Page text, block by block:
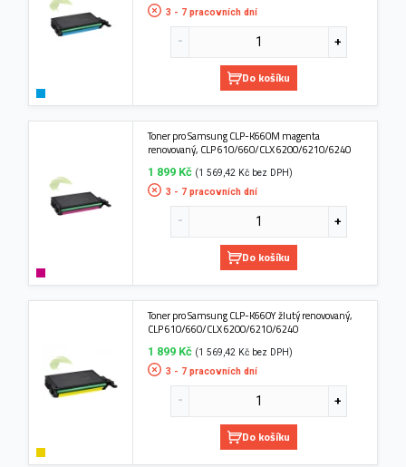
3 - 7 pracovních dní
Do košíku
Toner pro Samsung CLP-K660M magenta
renovovaný, CLP 610/660/CLX 6200/6210/6240
1 899 Kč (1 569,42 Kč bez DPH)
3 - 7 pracovních dní
Do košíku
Toner pro Samsung CLP-K660Y žlutý renovovaný,
CLP 610/660/CLX 6200/6210/6240
1 899 Kč (1 569,42 Kč bez DPH)
3 - 7 pracovních dní
Do košíku